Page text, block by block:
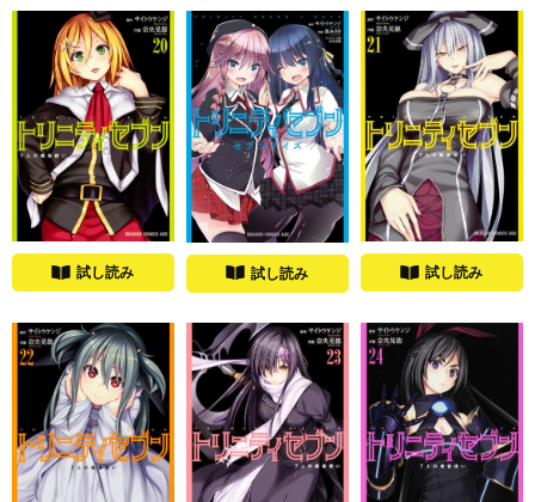
試し読み 試し読み 試し読み